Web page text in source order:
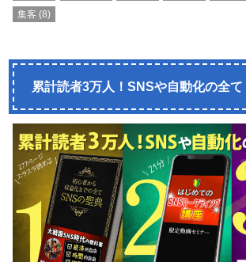
集客 (8)
累計読者3万人！SNSや自動化の全て